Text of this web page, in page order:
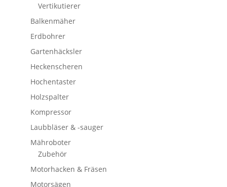
Vertikutierer
Balkenmäher
Erdbohrer
Gartenhäcksler
Heckenscheren
Hochentaster
Holzspalter
Kompressor
Laubbläser & -sauger
Mähroboter
Zubehör
Motorhacken & Fräsen
Motorsägen